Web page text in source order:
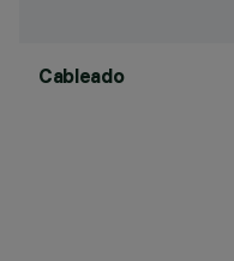
Cableado